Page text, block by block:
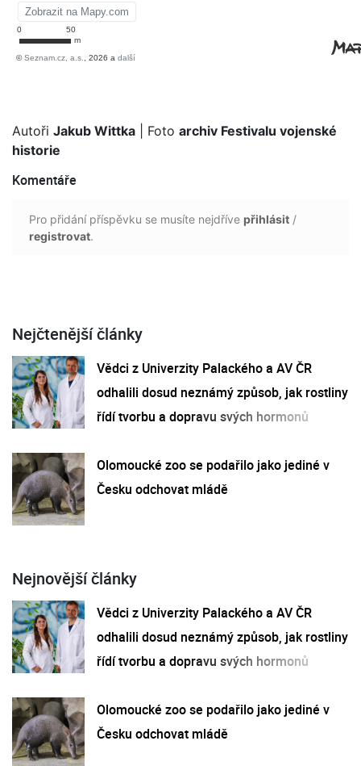
Autoři Jakub Wittka | Foto archiv Festivalu vojenské
historie
Komentáře
Pro přidání příspěvku se musíte nejdříve přihlásit /
registrovat.
Nejčtenější články
Vědci z Univerzity Palackého a AV ČR
odhalili dosud neznámý způsob, jak rostliny
řídí tvorbu a dopravu svých hormonů
Olomoucké zoo se podařilo jako jediné v
Česku odchovat mládě
Nejnovější články
Vědci z Univerzity Palackého a AV ČR
odhalili dosud neznámý způsob, jak rostliny
řídí tvorbu a dopravu svých hormonů
Olomoucké zoo se podařilo jako jediné v
Česku odchovat mládě